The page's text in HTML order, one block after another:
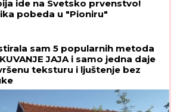
ide na Svetsko prvenstvo!
pobeda u "Pioniru"
sam 5 popularnih metoda
JAJA i samo jedna daje
teksturu i ljuštenje bez